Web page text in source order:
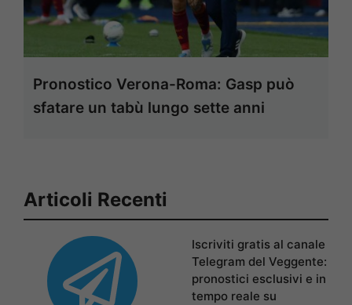
Pronostico Verona-Roma: Gasp può
sfatare un tabù lungo sette anni
Articoli Recenti
Iscriviti gratis al canale
Telegram del Veggente:
pronostici esclusivi e in
tempo reale su